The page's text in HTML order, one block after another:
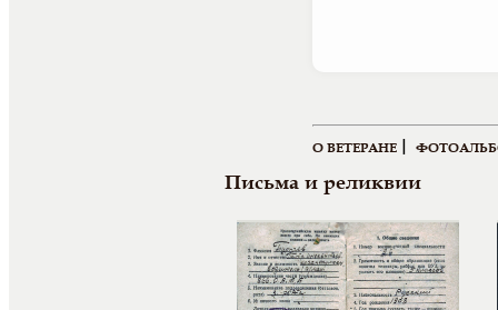
О ВЕТЕРАНЕ |
Письма и реликвии